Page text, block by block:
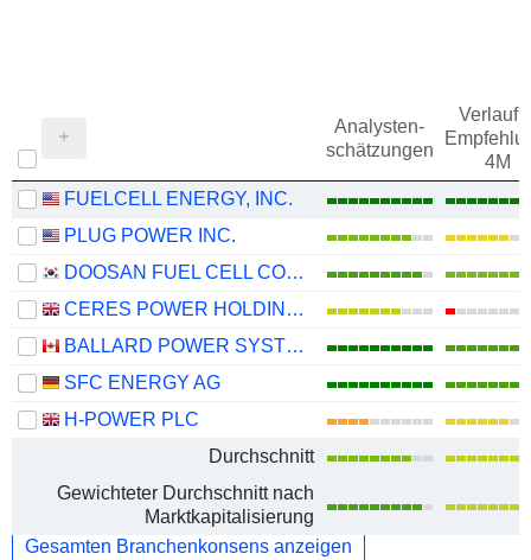
Analysten-
schätzungen
Verlauf
4M
FUELCELL ENERGY, INC.
PLUG POWER INC.
DOOSAN FUEL CELL CO., LTD.
CERES POWER HOLDINGS PLC
BALLARD POWER SYSTEMS INC.
SFC ENERGY AG
H-POWER PLC
Durchschnitt
Gewichteter Durchschnitt nach
Marktkapitalisierung
Gesamten Branchenkonsens anzeigen